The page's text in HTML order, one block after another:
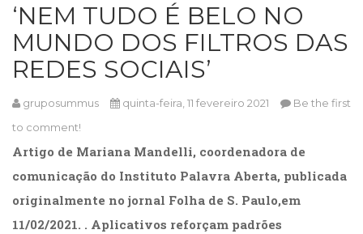
‘NEM TUDO É BELO NO
MUNDO DOS FILTROS DAS
REDES SOCIAIS’
gruposummus quinta-feira, 11 fevereiro 2021
Be the first
to comment!
Artigo de Mariana Mandelli, coordenadora de
comunicação do Instituto Palavra Aberta, publicada
originalmente no jornal Folha de S. Paulo,em
11/02/2021. . Aplicativos reforçam padrões